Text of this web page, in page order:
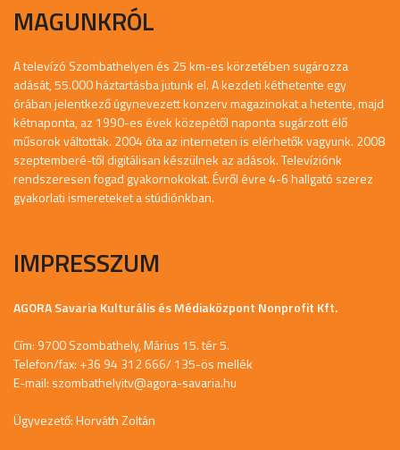
MAGUNKRÓL
A televízó Szombathelyen és 25 km-es körzetében sugározza
adását, 55.000 háztartásba jutunk el. A kezdeti kéthetente egy
órában jelentkező úgynevezett konzerv magazinokat a hetente, majd
kétnaponta, az 1990-es évek közepétől naponta sugárzott élő
műsorok váltották. 2004 óta az interneten is elérhetők vagyunk. 2008
szeptemberé-től digitálisan készülnek az adások. Televíziónk
rendszeresen fogad gyakornokokat. Évről évre 4-6 hallgató szerez
gyakorlati ismereteket a stúdiónkban.
IMPRESSZUM
AGORA Savaria Kulturális és Médiaközpont Nonprofit Kft.
Cím: 9700 Szombathely, Márius 15. tér 5.
Telefon/fax: +36 94 312 666/ 135-ös mellék
E-mail: szombathelyitv@agora-savaria.hu
Ügyvezető: Horváth Zoltán